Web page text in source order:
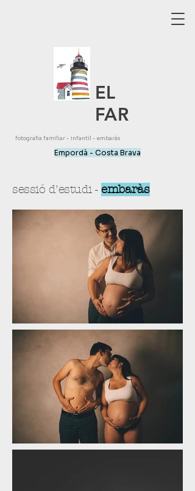
EL
FAR
fotografia familiar - infantil - embaràs
Empordà - Costa Brava
sessió d'estudi -embaràs